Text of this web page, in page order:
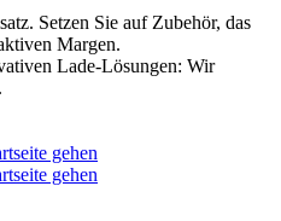
Setzen Sie auf Zubehör, das
Margen.
Lade-Lösungen: Wir